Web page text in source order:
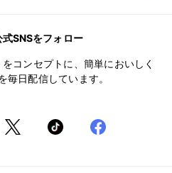
SNSをフォロー
コンセプトに、簡単においしく
毎日配信しています。